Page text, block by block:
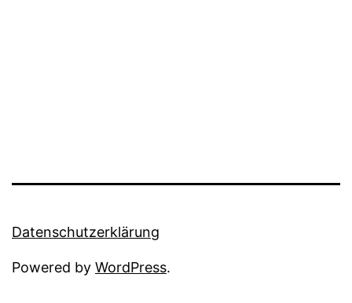
Datenschutzerklärung
Powered by WordPress.